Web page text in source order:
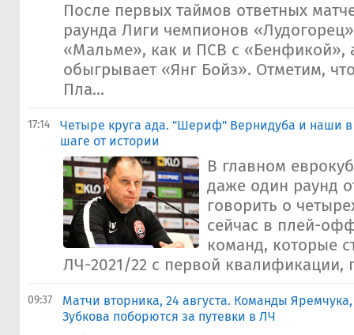
После первых таймов ответных
раунда Лиги чемпионов
«Мальме», как и ПСВ с
обыгрывает «Янг Бойз». Отметим,
Пла...
17:14
Четыре круга ада. "Шериф" Вернидуба и наши
шаге от истории
В главном
даже один раунд
говорить о
сейчас в плей-
команд, которые
ЛЧ-2021/22 с первой квалификации,
09:37
Матчи вторника, 24 августа. Команды
Зубкова поборются за путевки в ЛЧ